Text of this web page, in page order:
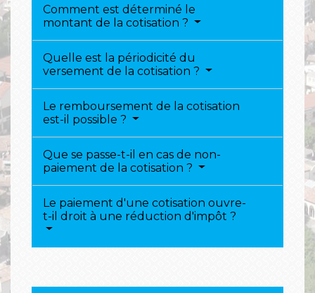
Comment est déterminé le
montant de la cotisation ?
Quelle est la périodicité du
versement de la cotisation ?
Le remboursement de la cotisation
est-il possible ?
Que se passe-t-il en cas de non-
paiement de la cotisation ?
Le paiement d'une cotisation ouvre-
t-il droit à une réduction d'impôt ?